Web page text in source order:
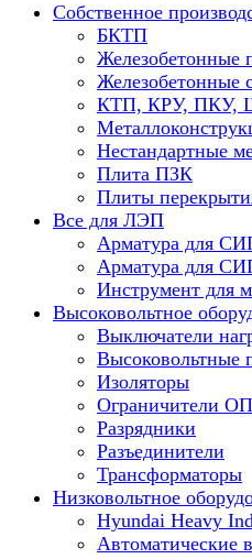
Собственное
БКТП
Железобетонные
Железобетонные
КТП, КРУ, ПКУ,
Нестандартные
Плита ПЗК
Плиты
Все для ЛЭП
Арматура для
Арматура для
Инструмент для
Высоковольтное
Выключатели
Высоковольтные
Изоляторы
Ограничители
Разрядники
Разъединители
Трансформаторы
Низковольтное
Hyundai Heavy
Автоматические